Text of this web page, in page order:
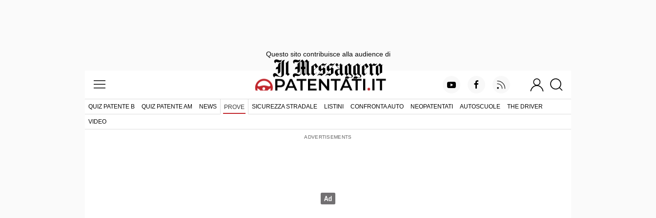
QUIZ PATENTE B QUIZ PATENTE AM NEWS PROVE SICUREZZA STRADALE LISTINI CONFRONTA AUTO NEOPATENTATI AUTOSCUOLE THE DRIVER
VIDEO
Questo sito contribuisce alla audience di